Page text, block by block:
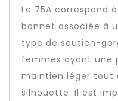
Le 75A correspond
bonnet associée à
type de soutien-
femmes ayant une
maintien léger tout
silhouette. Il est